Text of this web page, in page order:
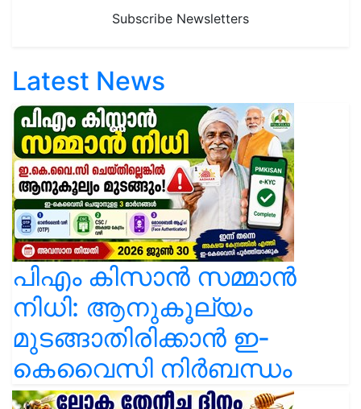
Subscribe Newsletters
Latest News
പിഎം കിസാൻ സമ്മാൻ
നിധി: ആനുകൂല്യം
മുടങ്ങാതിരിക്കാൻ ഇ-
കെവൈസി നിർബന്ധം